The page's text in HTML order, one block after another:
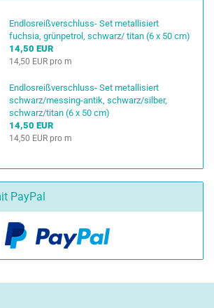
Endlosreißverschluss- Set metallisiert
fuchsia, grünpetrol, schwarz/ titan (6 x 50 cm)
14,50 EUR
14,50 EUR pro m
Endlosreißverschluss- Set metallisiert
schwarz/messing-antik, schwarz/silber,
schwarz/titan (6 x 50 cm)
14,50 EUR
14,50 EUR pro m
PayPal